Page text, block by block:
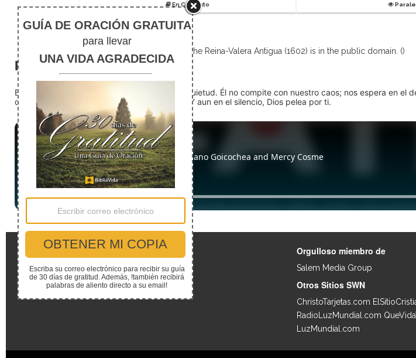
En Contexto
The Reina-Valera Antigua (1602) is in the public domain. ()
El silencio
En medio del ruido, Dios nos encuentra en la quietud. Él no compite con nuestro caos; nos espera en
detente (quédate quieto) Dios está presente. Y aun en el silencio, Dios pelea por ti.
Enlaces Rápidos Orgulloso miembro de
Salem Media Group
Otros Sitios SWN
ChristoTarjetas.com
RadioLuzMundial.com
LuzMundial.com